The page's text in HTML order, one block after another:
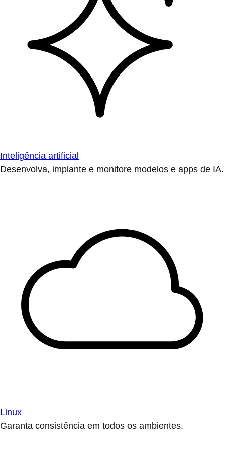
Inteligência artificial
Desenvolva, implante e monitore modelos e apps de IA.
Linux
Garanta consistência em todos os ambientes.